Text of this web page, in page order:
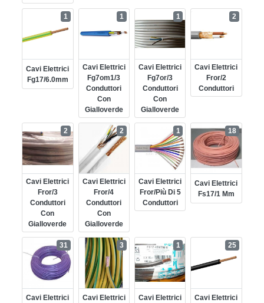
Cavi Elettrici
Fg17/6.0mm
1
Cavi Elettrici
Fg7om1/3
Conduttori
Con
Gialloverde
1
Cavi Elettrici
Fg7or/3
Conduttori
Con
Gialloverde
1
Cavi Elettrici
Fror/2
Conduttori
2
Cavi Elettrici
Fror/3
Conduttori
Con
Gialloverde
2
Cavi Elettrici
Fror/4
Conduttori
Con
Gialloverde
2
Cavi Elettrici
Fror/più Di 5
Conduttori
1
Cavi Elettrici
Fs17/1 Mm
18
Cavi Elettrici
31
Cavi Elettrici
3
Cavi Elettrici
1
Cavi Elettrici
25